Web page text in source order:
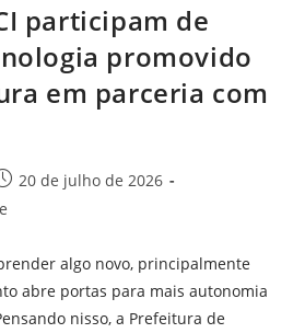
participam de
promovido
em parceria com
20 de julho de 2026
algo novo, principalmente
abre portas para mais autonomia
nisso, a Prefeitura de